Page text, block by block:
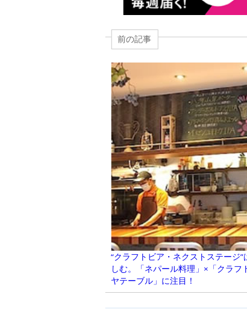
前の記事
“クラフトビア・ネクストステージ
しむ。「ネパール料理」×「クラ
ヤテーブル」に注目！